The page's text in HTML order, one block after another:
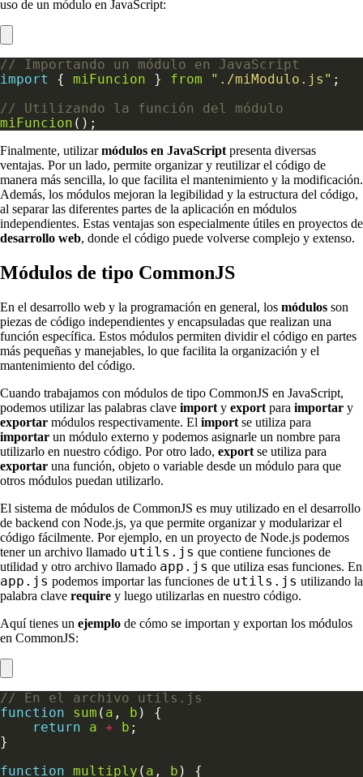
uso de un módulo en JavaScript:
import
{ miFuncion } from "./miModulo.js"
miFuncion
Finalmente, utilizarmódulos en JavaScript presenta diversas
ventajas. Por un lado, permite organizar y reutilizar el código de
manera más sencilla, lo que facilita el mantenimiento y la modificación.
Además, los módulos mejoran la legibilidad y la estructura del código,
al separar las diferentes partes de la aplicación en módulos
independientes. Estas ventajas son especialmente útiles en proyectos de
desarrollo web, donde el código puede volverse complejo y extenso.
Módulos de tipo CommonJS
En el desarrollo web y la programación en general, los módulos son
piezas de código independientes y encapsuladas que realizan una
función específica. Estos módulos permiten dividir el código en partes
más pequeñas y manejables, lo que facilita la organización y el
mantenimiento del código.
Cuando trabajamos con módulos de tipo CommonJS en JavaScript,
podemos utilizar las palabras clave import y export para importar y
exportar módulos respectivamente. El import se utiliza para
importar un módulo externo y podemos asignarle un nombre para
utilizarlo en nuestro código. Por otro lado, export se utiliza para
exportar una función, objeto o variable desde un módulo para que
otros módulos puedan utilizarlo.
El sistema de módulos de CommonJS es muy utilizado en el desarrollo
de backend con Node.js, ya que permite organizar y modularizar el
código fácilmente. Por ejemplo, en un proyecto de Node.js podemos
tener un archivo llamado utils.js que contiene funciones de
utilidad y otro archivo llamado app.js que utiliza esas funciones. En
app.js podemos importar las funciones de utils.js utilizando la
palabra clave require y luego utilizarlas en nuestro código.
Aquí tienes un ejemplo de cómo se importan y exportan los módulos
en CommonJS:
function
sum ( a , b
return
a + b
function multiply ( a , b